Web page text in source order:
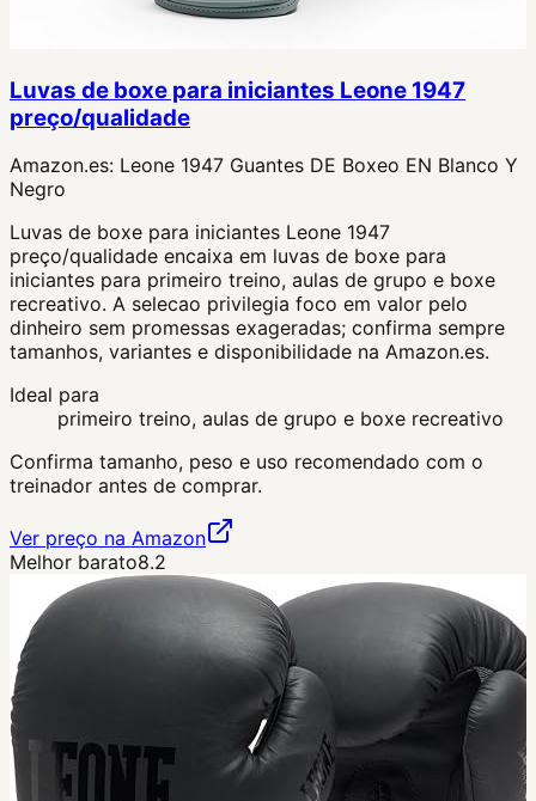
Luvas de boxe para iniciantes Leone 1947
preço/qualidade
Amazon.es: Leone 1947 Guantes DE Boxeo EN Blanco Y
Negro
Luvas de boxe para iniciantes Leone 1947
preço/qualidade encaixa em luvas de boxe para
iniciantes para primeiro treino, aulas de grupo e boxe
recreativo. A selecao privilegia foco em valor pelo
dinheiro sem promessas exageradas; confirma sempre
tamanhos, variantes e disponibilidade na Amazon.es.
Ideal para
primeiro treino, aulas de grupo e boxe recreativo
Confirma tamanho, peso e uso recomendado com o
treinador antes de comprar.
Ver preço na Amazon
Melhor barato8.2